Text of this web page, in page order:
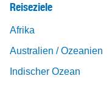
Reiseziele
Afrika
Australien / Ozeanien
Indischer Ozean